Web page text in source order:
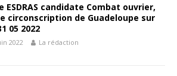
ESDRAS candidate Combat ouvrier,
circonscription de Guadeloupe sur
05 2022
2022 La rédaction